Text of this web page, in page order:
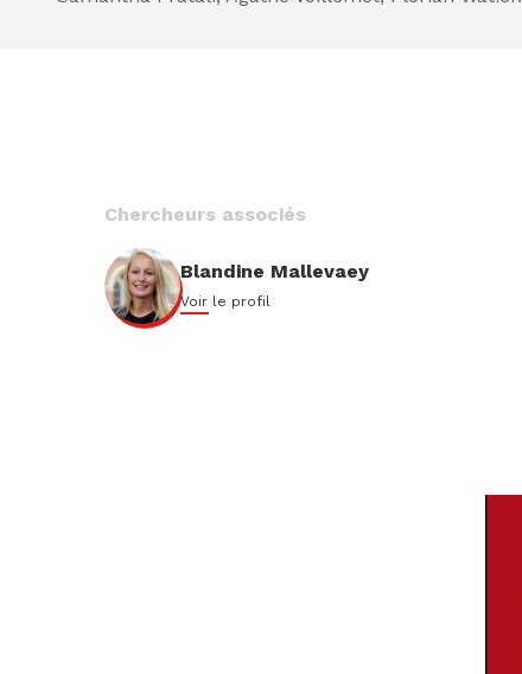
Chercheurs associés
Blandine Mallevaey
Voir le profil